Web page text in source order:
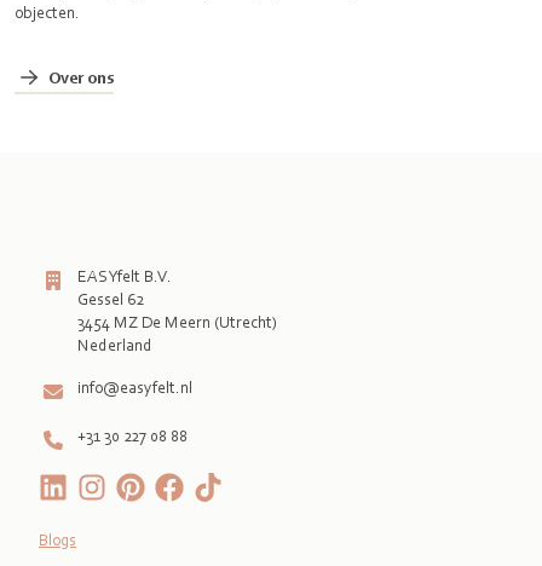
objecten.
Over ons
EASYfelt B.V.
Gessel 62
3454 MZ De Meern (Utrecht)
Nederland
info@easyfelt.nl
+31 30 227 08 88
Blogs